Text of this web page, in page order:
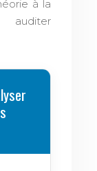
à la
auditer